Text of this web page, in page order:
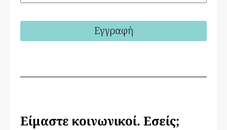
Εγγραφή
Είμαστε κοινωνικοί. Εσείς;